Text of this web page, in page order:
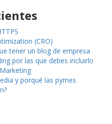
(CRO)
tener un blog de empresa
por las que debes incluirlo
y porqué las pymes